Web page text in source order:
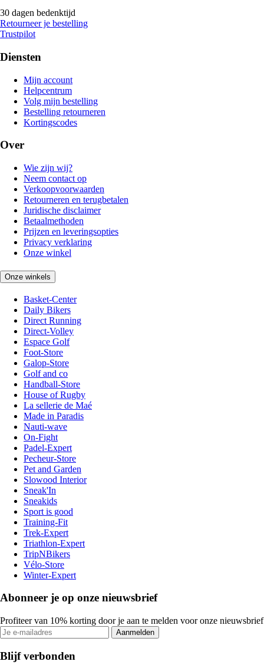
30 dagen bedenktijd
Retourneer je bestelling
Trustpilot
Diensten
Mijn account
Helpcentrum
Volg mijn bestelling
Bestelling retourneren
Kortingscodes
Over
Wie zijn wij?
Neem contact op
Verkoopvoorwaarden
Retourneren en terugbetalen
Juridische disclaimer
Betaalmethoden
Prijzen en leveringsopties
Privacy verklaring
Onze winkel
Onze winkels
Basket-Center
Daily Bikers
Direct Running
Direct-Volley
Espace Golf
Foot-Store
Galop-Store
Golf and co
Handball-Store
House of Rugby
La sellerie de Maé
Made in Paradis
Nauti-wave
On-Fight
Padel-Expert
Pecheur-Store
Pet and Garden
Slowood Interior
Sneak'In
Sneakids
Sport is good
Training-Fit
Trek-Expert
Triathlon-Expert
TripNBikers
Vélo-Store
Winter-Expert
Abonneer je op onze nieuwsbrief
Profiteer van 10% korting door je aan te melden voor onze nieuwsbrief
Aanmelden
Blijf verbonden